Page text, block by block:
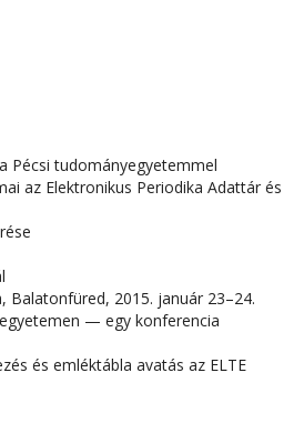
Pécsi tudományegyetemmel
az Elektronikus Periodika Adattár és
Balatonfüred, 2015. január 23–24.
— egy konferencia
és emléktábla avatás az ELTE